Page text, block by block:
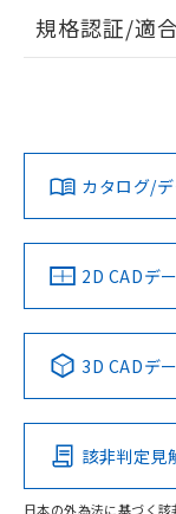
タイムチャート
A: 30mm以上、B:
以上、n: 18mm以上
検出領域
ダウンロードデー
みください。
ソフトウェアの使用
EU RoHS 注意
対応済み
中国 RoHS 注
Pb
規格認証/適
LR型式承認
（イギリス
船舶規格）
No
その他の
カタログ/
2D CADデ
3D CADデ
該非判定見
日本の外為法に基づく